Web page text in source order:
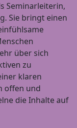
Seminarleiterin,
Sie bringt einen
über sich
zu
klaren
offen und
die Inhalte auf